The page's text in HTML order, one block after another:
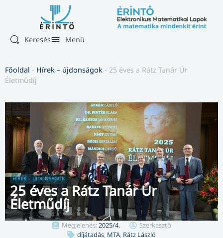
Keresés Menü
Főoldal - Hírek – újdonságok - 25 éves a Rátz Tanár Úr
Életműdíj
HÍREK – ÚJDONSÁGOK
25 éves a Rátz Tanár Úr
Életműdíj
Megjelenés:2025/4.
Szerkesztő
díjátadás, MTA, Rátz László